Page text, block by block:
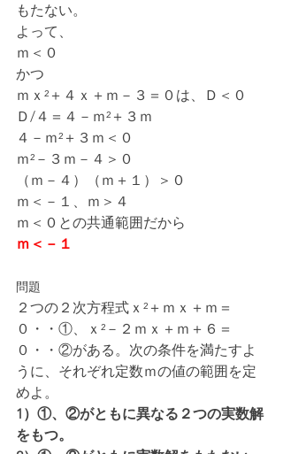
もたない。
よって、
ｍ＜０
かつ
ｍｘ²＋４ｘ＋ｍ－３＝０は、Ｄ＜０
Ｄ/４＝４－ｍ²＋３ｍ
４－ｍ²＋３ｍ＜０
ｍ²－３ｍ－４＞０
（ｍ－４）（ｍ＋１）＞０
ｍ＜－１、ｍ＞４
ｍ＜０との共通範囲だから
ｍ＜－１
問題
２つの２次方程式ｘ²＋ｍｘ＋ｍ＝
０・・①、ｘ²－２ｍｘ＋ｍ＋６＝
０・・②がある。次の条件を満たすよ
うに、それぞれ定数ｍの値の範囲を定
めよ。
1）①、②がともに異なる２つの実数解
をもつ。